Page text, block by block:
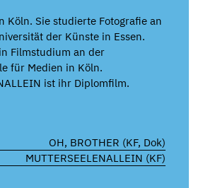
Köln. Sie studierte Fotografie an
der Künste in Essen.
Filmstudium an der
für Medien in Köln.
ist ihr Diplomfilm.
OH, BROTHER (KF, Dok)
MUTTERSEELENALLEIN (KF)